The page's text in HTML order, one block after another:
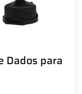
Dados para